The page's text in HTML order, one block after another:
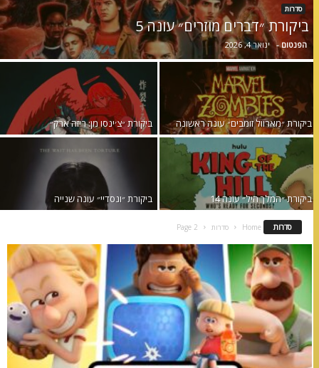
סדרות
ביקורת ״דברים מוזרים״ עונה 5
הפנטום - ינואר 4, 2026
ביקורת ״צ׳ינסו מן: ריזה ארק״ ביקורת ״מארוול זומבים״ עונה ראשונה
ביקורת ״ונסדיי״ עונה שנייה ביקורת ״המלך היל״ עונה 14
סדרות Home סדרות Page 2